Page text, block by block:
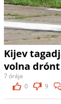
Kijev
volna
7 órája
0
9